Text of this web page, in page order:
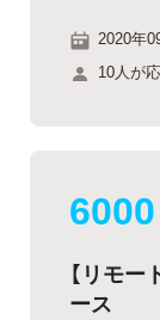
2020年
10人が
6000
【リモー
ース